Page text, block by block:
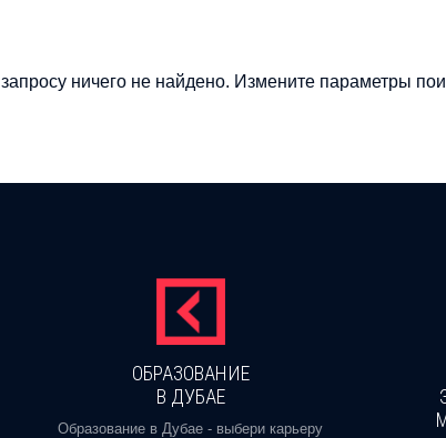
ничего не найдено. Измените параметры
ОБРАЗОВАНИЕ
В ДУБАЕ
Образование в Дубае - выбери карьеру